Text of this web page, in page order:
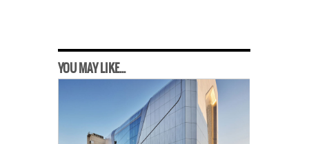
YOU MAY LIKE...